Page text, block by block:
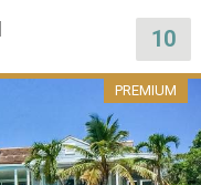
10
PREMIUM